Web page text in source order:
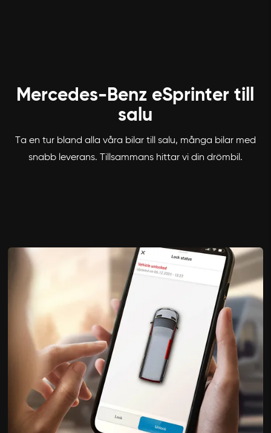
Mercedes-Benz eSprinter till
salu
Ta en tur bland alla våra bilar till salu, många bilar med
snabb leverans. Tillsammans hittar vi din drömbil.